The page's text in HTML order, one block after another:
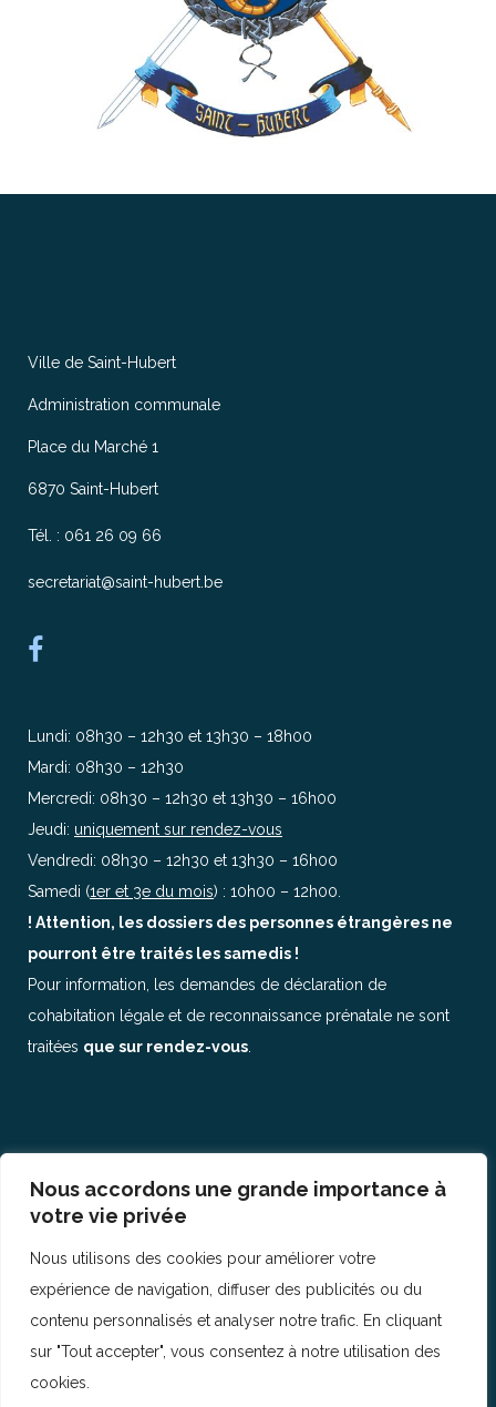
Nous accordons une grande importance à
votre vie privée
Nous utilisons des cookies pour améliorer votre
expérience de navigation, diffuser des publicités ou du
contenu personnalisés et analyser notre trafic. En cliquant
sur "Tout accepter", vous consentez à notre utilisation des
cookies.
Ville de Saint-Hubert
Administration communale
Place du Marché 1
6870 Saint-Hubert
Tél. : 061 26 09 66
secretariat@saint-hubert.be
Lundi: 08h30 – 12h30 et 13h30 – 18h00
Mardi: 08h30 – 12h30
Mercredi: 08h30 – 12h30 et 13h30 – 16h00
Jeudi: uniquement sur rendez-vous
Vendredi: 08h30 – 12h30 et 13h30 – 16h00
Samedi (1er et 3e du mois) : 10h00 – 12h00.
! Attention, les dossiers des personnes étrangères ne
pourront être traités les samedis !
Pour information, les demandes de déclaration de
cohabitation légale et de reconnaissance prénatale ne sont
traitées que sur rendez-vous
© Copyright 2017IHECSLAB 9